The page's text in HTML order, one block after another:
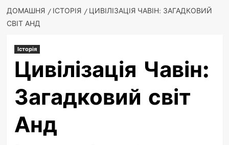
ДОМАШНЯ ІСТОРІЯ
ЦИВІЛІЗАЦІЯ ЧАВІН: ЗАГАДКОВИЙ
СВІТ АНД
Історія
Цивілізація Чавін:
Загадковий світ
Анд